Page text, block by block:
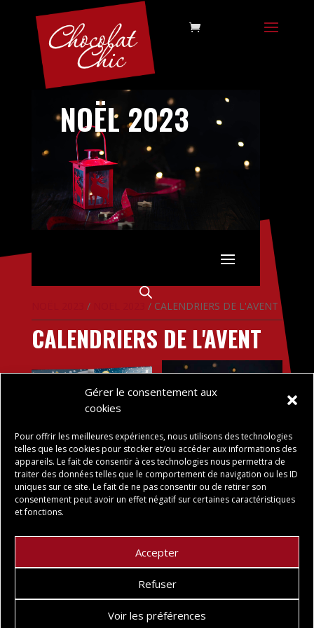
Gérer le consentement aux
cookies
Pour offrir les meilleures expériences, nous utilisons des technologies
telles que les cookies pour stocker et/ou accéder aux informations des
appareils. Le fait de consentir à ces technologies nous permettra de
traiter des données telles que le comportement de navigation ou les ID
uniques sur ce site. Le fait de ne pas consentir ou de retirer son
consentement peut avoir un effet négatif sur certaines caractéristiques
et fonctions.
Accepter
Refuser
Voir les préférences
NOËL 2023
/ / CALENDRIERS DE L'AVENT
CALENDRIERS DE L'AVENT
Calendrier de l’Avent
16,50€
Calendrier de l’Avent –
Bonbons Chocolat